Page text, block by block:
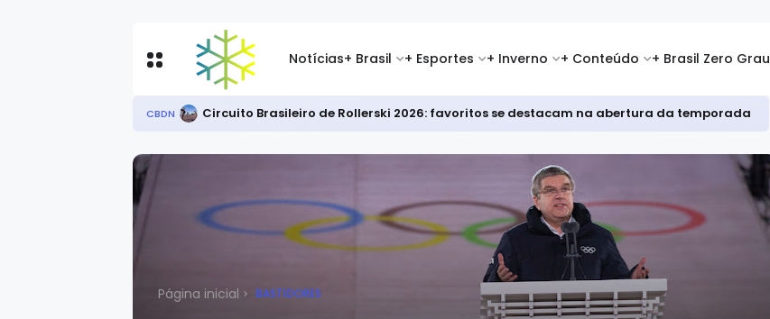
Notícias+ Brasil + Esportes + Inverno + Conteúdo + Brasil Zero Grau
CBDN Após bronze nos EUA, Priscila Cid é top 8 na Copa Europeia de snowboard halfpipe
Página inicial BASTIDORES